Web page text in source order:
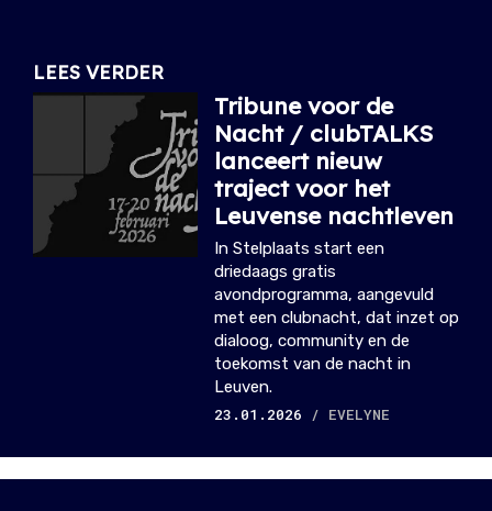
LEES VERDER
Tribune voor de
Nacht / clubTALKS
lanceert nieuw
traject voor het
Leuvense nachtleven
In Stelplaats start een
driedaags gratis
avondprogramma, aangevuld
met een clubnacht, dat inzet op
dialoog, community en de
toekomst van de nacht in
Leuven.
23.01.2026
/ EVELYNE